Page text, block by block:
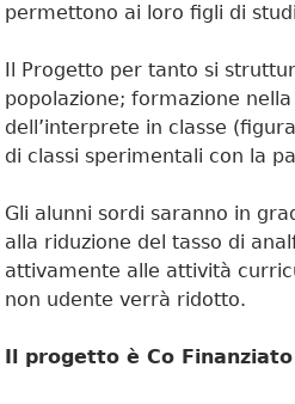
permettono ai loro figli di
Il Progetto per tanto si
popolazione; formazione
dell’interprete in classe
di classi sperimentali con la
Gli alunni sordi saranno in
alla riduzione del tasso di
attivamente alle attività
non udente verrà ridotto.
Il progetto è Co